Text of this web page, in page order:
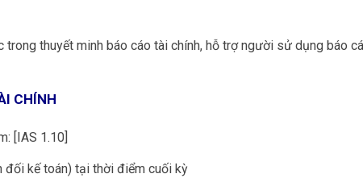
trong thuyết minh báo cáo tài chính, hỗ trợ người sử dụng
CHÍNH
[IAS 1.10]
đối kế toán) tại thời điểm cuối kỳ